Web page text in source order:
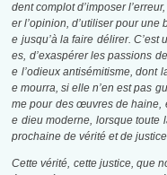
dent complot d’imposer
er l’opinion, d’utiliser pour
e jusqu’à la faire délirer. C’est
es, d’exaspérer les passions
e l’odieux antisémitisme, dont
e mourra, si elle n’en est pas
me pour des œuvres de haine,
e dieu moderne, lorsque toute
prochaine de vérité et de
Cette vérité, cette justice, que